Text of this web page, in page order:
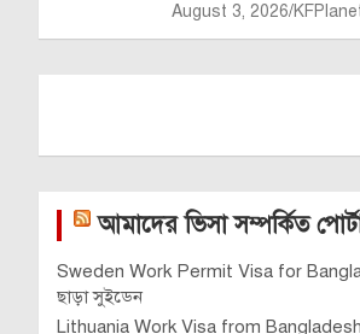
August 3, 2026
আমাদের ভিসা সম্পর্কিত
Sweden Work Permit Visa for
ছাড়া সুইডেন
Lithuania Work Visa from